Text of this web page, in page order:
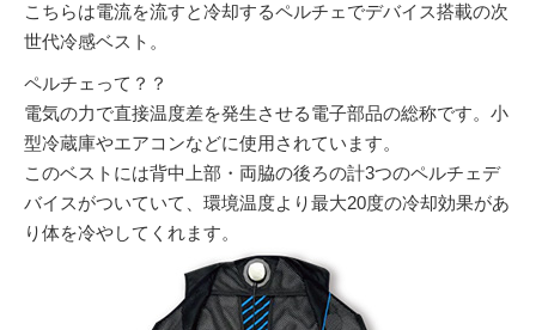
こちらは電流を流すと冷却するペルチェでデバイス搭載の次
世代冷感ベスト。
ペルチェって？？
電気の力で直接温度差を発生させる電子部品の総称です。小
型冷蔵庫やエアコンなどに使用されています。
このベストには背中上部・両脇の後ろの計3つのペルチェデ
バイスがついていて、環境温度より最大20度の冷却効果があ
り体を冷やしてくれます。